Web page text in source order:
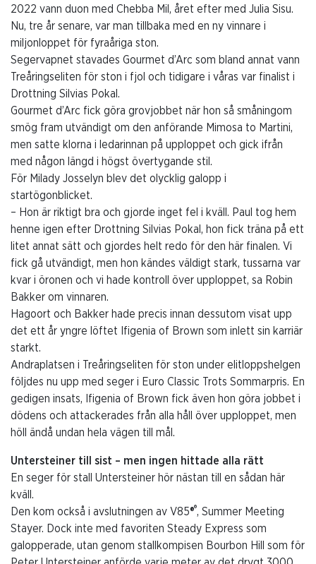
2022 vann duon med Chebba Mil, året efter med Julia Sisu.
Nu, tre år senare, var man tillbaka med en ny vinnare i
miljonloppet för fyraåriga ston.
Segervapnet stavades Gourmet d’Arc som bland annat vann
Treåringseliten för ston i fjol och tidigare i våras var finalist i
Drottning Silvias Pokal.
Gourmet d’Arc fick göra grovjobbet när hon så småningom
smög fram utvändigt om den anförande Mimosa to Martini,
men satte klorna i ledarinnan på upploppet och gick ifrån
med någon längd i högst övertygande stil.
För Milady Josselyn blev det olycklig galopp i
startögonblicket.
– Hon är riktigt bra och gjorde inget fel i kväll. Paul tog hem
henne igen efter Drottning Silvias Pokal, hon fick träna på ett
litet annat sätt och gjordes helt redo för den här finalen. Vi
fick gå utvändigt, men hon kändes väldigt stark, tussarna var
kvar i öronen och vi hade kontroll över upploppet, sa Robin
Bakker om vinnaren.
Hagoort och Bakker hade precis innan dessutom visat upp
det ett år yngre löftet Ifigenia of Brown som inlett sin karriär
starkt.
Andraplatsen i Treåringseliten för ston under elitloppshelgen
följdes nu upp med seger i Euro Classic Trots Sommarpris. En
gedigen insats, Ifigenia of Brown fick även hon göra jobbet i
dödens och attackerades från alla håll över upploppet, men
höll ändå undan hela vägen till mål.
Untersteiner till sist – men ingen hittade alla rätt
En seger för stall Untersteiner hör nästan till en sådan här
kväll.
Den kom också i avslutningen av V85®®, Summer Meeting
Stayer. Dock inte med favoriten Steady Express som
galopperade, utan genom stallkompisen Bourbon Hill som för